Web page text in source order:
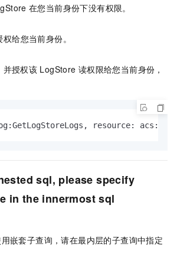
在您当前身份下没有权限。
权给您当前身份。
并授权该 LogStore 读权限给您当前身份，
resource:
sql, please specify
in the innermost sql
嵌套子查询，请在最内层的子查询中指定